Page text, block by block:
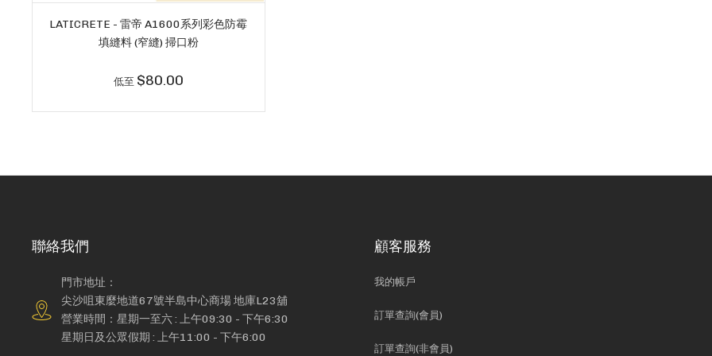
LATICRETE - 雷帝 A1600系列彩色防霉
填縫料 (窄縫) 掃口粉
低至 $80.00
聯絡我們
門市地址：
尖沙咀東麼地道67號半島中心商場 地庫L23舖
營業時間：星期一至六 : 上午09:30 - 下午6:30
星期日及公眾假期 : 上午11:00 - 下午6:00
顧客服務
我的帳戶
訂單查詢(會員)
訂單查詢(非會員)